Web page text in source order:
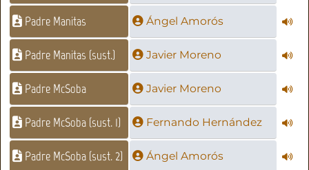
Padre Manitas Ángel Amorós
Padre Manitas (sust.) Javier Moreno
Padre McSoba Javier Moreno
Padre McSoba (sust. 1) Fernando Hernández
Padre McSoba (sust. 2) Ángel Amorós